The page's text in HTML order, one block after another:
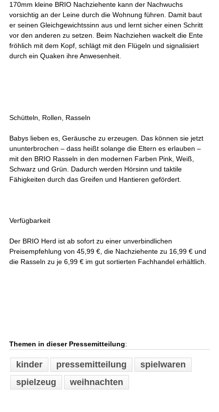
170mm kleine BRIO Nachziehente kann der Nachwuchs
vorsichtig an der Leine durch die Wohnung führen. Damit baut
er seinen Gleichgewichtssinn aus und lernt sicher einen Schritt
vor den anderen zu setzen. Beim Nachziehen wackelt die Ente
fröhlich mit dem Kopf, schlägt mit den Flügeln und signalisiert
durch ein Quaken ihre Anwesenheit.
Schütteln, Rollen, Rasseln
Babys lieben es, Geräusche zu erzeugen. Das können sie jetzt
ununterbrochen – dass heißt solange die Eltern es erlauben –
mit den BRIO Rasseln in den modernen Farben Pink, Weiß,
Schwarz und Grün. Dadurch werden Hörsinn und taktile
Fähigkeiten durch das Greifen und Hantieren gefördert.
Verfügbarkeit
Der BRIO Herd ist ab sofort zu einer unverbindlichen
Preisempfehlung von 45,99 €, die Nachziehente zu 16,99 € und
die Rasseln zu je 6,99 € im gut sortierten Fachhandel erhältlich.
Themen in dieser Pressemitteilung:
kinder pressemitteilung
spielwaren
spielzeug
weihnachten